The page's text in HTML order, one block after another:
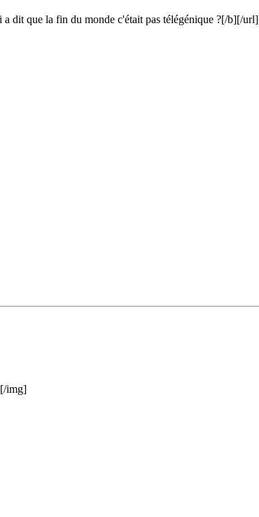
dit que la fin du monde c'était pas télégénique ?[/b][/url]
img]